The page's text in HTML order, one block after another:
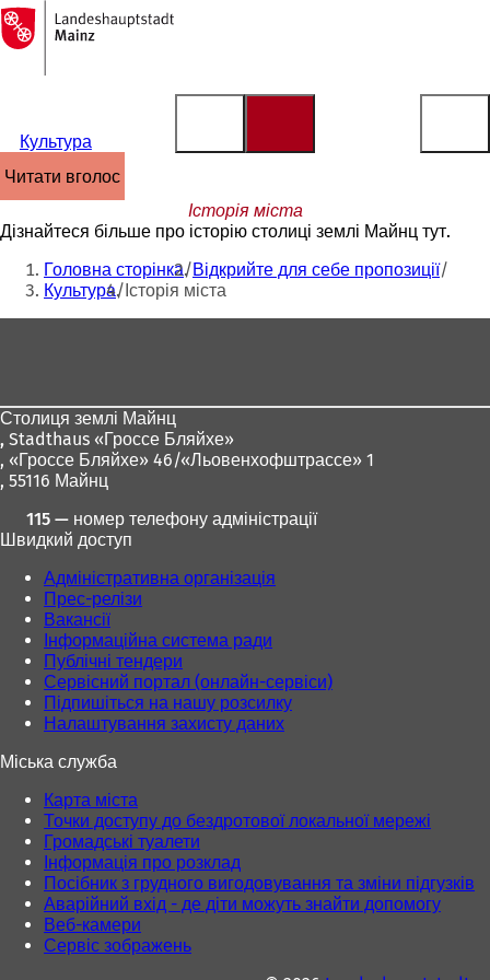
Перейти до змісту
На
головну
сторінку
Культура
читати вголос
Історія міста
Дізнайтеся більше про історію столиці землі Майнц тут.
Ти
тут:
Головна сторінка Відкрийте для себе пропозиції
Культура Історія міста
Столиця землі Майнц
, Stadthaus «Гроссе Бляйхе»
, «Гроссе Бляйхе» 46/«Льовенхофштрассе» 1
, 55116 Майнц
115 — номер телефону адміністрації
Швидкий доступ
Адміністративна організація
Прес-релізи
Вакансії
Інформаційна система ради
Публічні тендери
Сервісний портал (онлайн-сервіси)
Підпишіться на нашу розсилку
Налаштування захисту даних
Міська служба
Карта міста
Точки доступу до бездротової локальної мережі
Громадські туалети
Інформація про розклад
Посібник з грудного вигодовування та зміни підгузків
Аварійний вхід - де діти можуть знайти допомогу
Веб-камери
Сервіс зображень